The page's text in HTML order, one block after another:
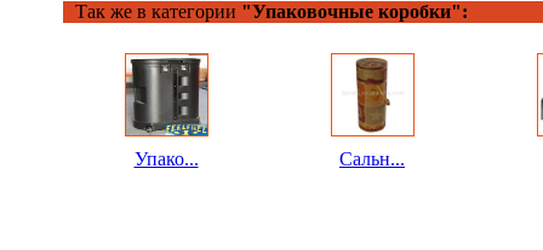
Так же в категории "Упаковочные коробки":
Упако... Сальн...